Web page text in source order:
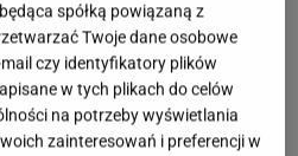
spółką powiązaną z
Twoje dane osobowe
czy identyfikatory plików
w tych plikach do celów
na potrzeby wyświetlania
zainteresowań i preferencji w